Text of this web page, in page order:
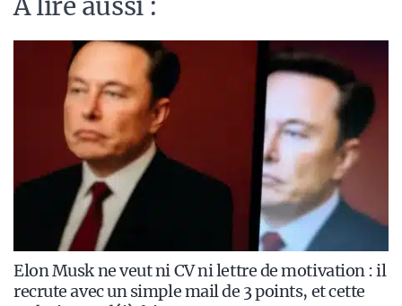
Elon Musk ne veut ni CV ni lettre de motivation : il
recrute avec un simple mail de 3 points, et cette